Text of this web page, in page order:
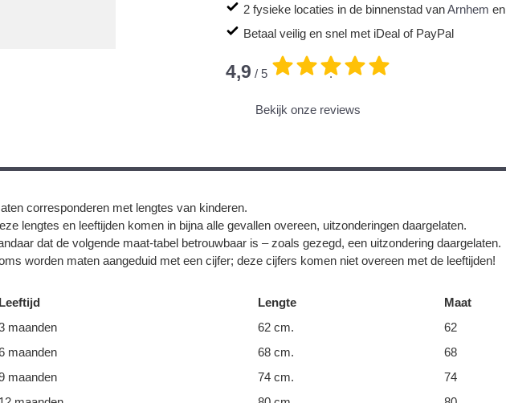
2 fysieke locaties in de binnenstad vanArnhem en
Betaal veilig en snel met iDeal of PayPal
4,9 / 5 .
Bekijk onze reviews
corresponderen met lengtes van kinderen.
lengtes en leeftijden komen in bijna alle gevallen overeen, uitzonderingen daargelaten.
dat de volgende maat-tabel betrouwbaar is – zoals gezegd, een uitzondering daargelaten.
worden maten aangeduid met een cijfer; deze cijfers komen niet overeen met de leeftijden!
Leeftijd Lengte
Maat
maanden
62 cm.
62
maanden
68 cm.
68
maanden
74 cm.
74